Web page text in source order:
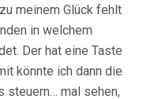
meinem Glück fehlt
in welchem
Der hat eine Taste
könnte ich dann die
steuern… mal sehen,